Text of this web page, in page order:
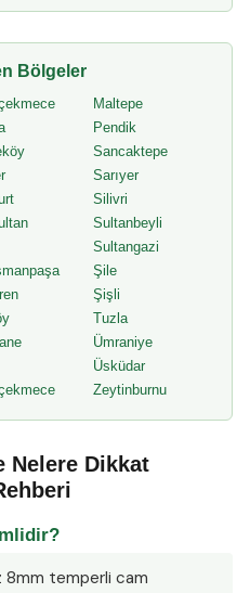
Bölgeler
Maltepe
Pendik
Sancaktepe
Sarıyer
Silivri
Sultanbeyli
Sultangazi
Şile
Şişli
Tuzla
Ümraniye
Üsküdar
Zeytinburnu
Nelere Dikkat
8mm temperli cam